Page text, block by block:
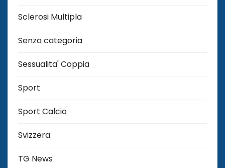
Sclerosi Multipla
Senza categoria
Sessualita' Coppia
Sport
Sport Calcio
Svizzera
TG News